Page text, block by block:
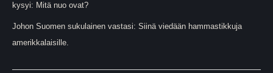
kysyi: Mitä nuo ovat?
Johon Suomen sukulainen vastasi: Siinä viedään hammastikkuja
amerikkalaisille.